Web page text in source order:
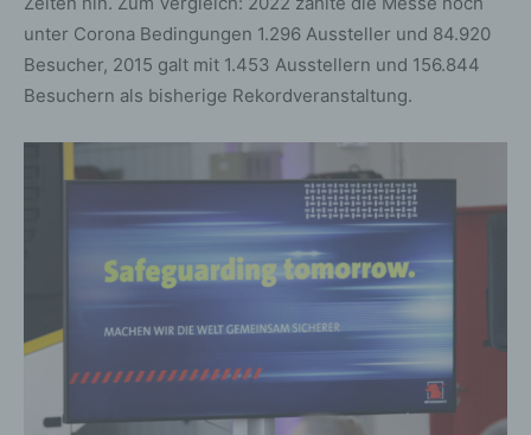
unter Corona Bedingungen 1.296 Aussteller und 84.920
Besucher, 2015 galt mit 1.453 Ausstellern und 156.844
Besuchern als bisherige Rekordveranstaltung.